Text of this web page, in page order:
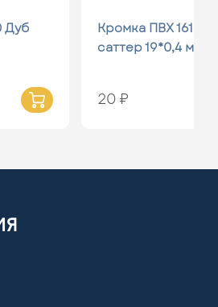
Дуб
Кромка ПВХ 1610
саттер 19*0,4 мм
20 ₽